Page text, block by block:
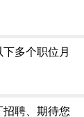
多个职位月
聘、期待您